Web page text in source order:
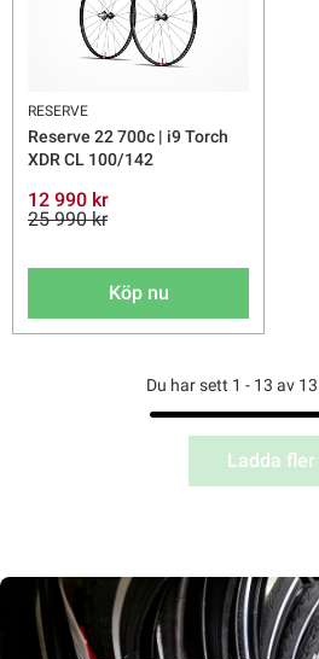
RESERVE
Reserve 22 700c | i9 Torch
XDR CL 100/142
12 990 kr
25 990 kr
Köp nu
Du har sett 1 - 13 av
Ladda fler